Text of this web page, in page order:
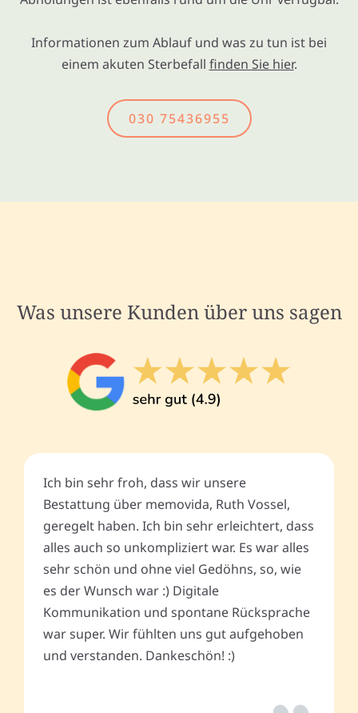
Informationen zum Ablauf und was zu tun ist bei
einem akuten Sterbefall finden Sie hier.
030 75436955
Was unsere Kunden über uns sagen
Ich bin sehr froh, dass wir unsere
Bestattung über memovida, Ruth Vossel,
geregelt haben. Ich bin sehr erleichtert, dass
alles auch so unkompliziert war. Es war alles
sehr schön und ohne viel Gedöhns, so, wie
es der Wunsch war :) Digitale
Kommunikation und spontane Rücksprache
war super. Wir fühlten uns gut aufgehoben
und verstanden. Dankeschön! :)